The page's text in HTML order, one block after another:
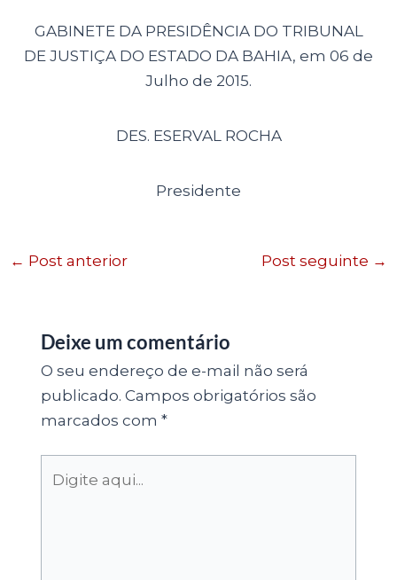
GABINETE DA PRESIDÊNCIA DO TRIBUNAL
DE JUSTIÇA DO ESTADO DA BAHIA, em 06 de
Julho de 2015.
DES. ESERVAL ROCHA
Presidente
← Post anterior Post seguinte →
Deixe um comentário
O seu endereço de e-mail não será
publicado. Campos obrigatórios são
marcados com *
aqui...